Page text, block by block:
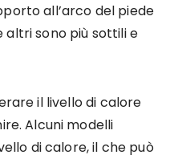
all’arco del piede
sono più sottili e
il livello di calore
Alcuni modelli
di calore, il che può